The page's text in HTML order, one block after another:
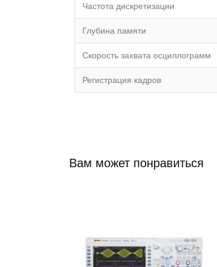
Частота дискретизации
Глубина памяти
Скорость захвата осциллограмм
Регистрация кадров
Вам может понравиться